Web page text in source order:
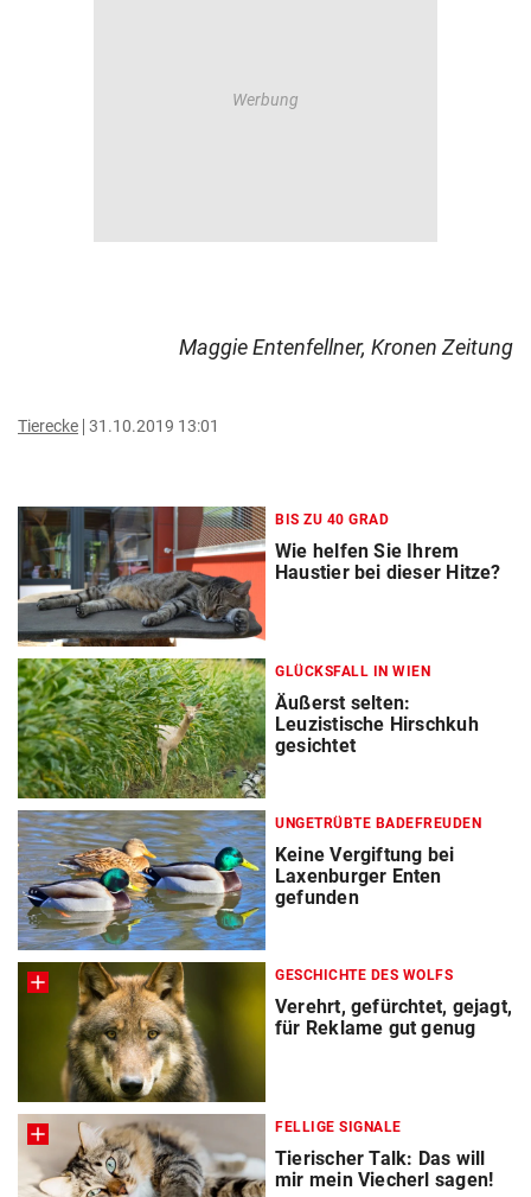
Maggie Entenfellner, Kronen Zeitung
Tierecke 31.10.2019 13:01
BIS ZU 40 GRAD
Wie helfen Sie Ihrem
Haustier bei dieser Hitze?
GLÜCKSFALL IN WIEN
Äußerst selten:
Leuzistische Hirschkuh
gesichtet
UNGETRÜBTE BADEFREUDEN
Keine Vergiftung bei
Laxenburger Enten
gefunden
GESCHICHTE DES WOLFS
Verehrt, gefürchtet, gejagt,
für Reklame gut genug
FELLIGE SIGNALE
Tierischer Talk: Das will
mir mein Viecherl sagen!